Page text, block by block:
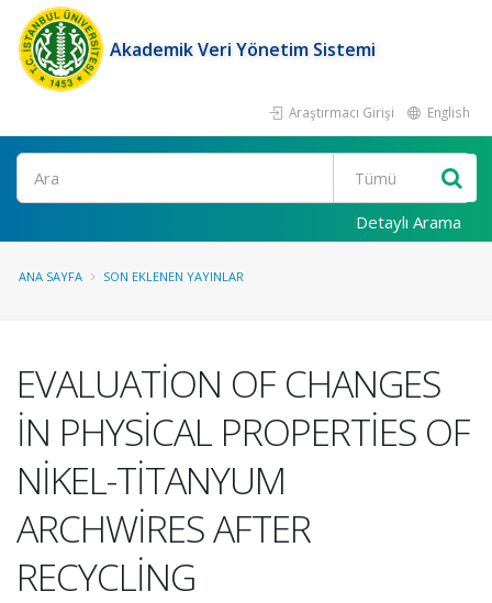
Akademik Veri Yönetim Sistemi
Araştırmacı Girişi English
Ara
Detaylı Arama
ANA SAYFA SON EKLENEN YAYINLAR
EVALUATİON OF CHANGES
İN PHYSİCAL PROPERTİES OF
NİKEL-TİTANYUM
ARCHWİRES AFTER
RECYCLİNG